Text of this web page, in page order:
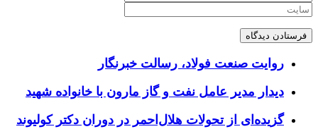
روایت صنعت فولاد،‌ رسالت خبرنگار
دیدار مدیر عامل نفت و گاز مارون با خانواده شهید
گزیده‌ای از تحولات هلال‌احمر در دوران دکتر کولیوند